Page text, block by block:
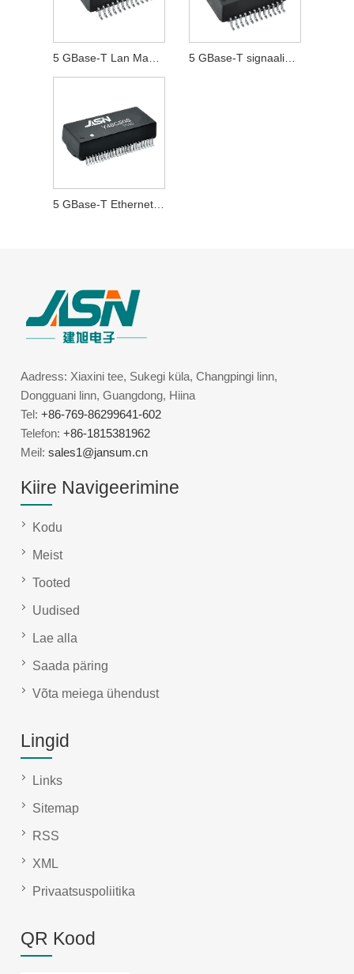
5 GBase-T signaalimuundur
5 GBase-T Etherneti transformer
Aadress: Xiaxini tee, Sukegi küla, Changpingi linn,
Dongguani linn, Guangdong, Hiina
Tel:+86-769-86299641-602
Telefon:+86-1815381962
Meil:sales1@jansum.cn
Kiire Navigeerimine
Kodu
Meist
Tooted
Uudised
Lae alla
Saada päring
Võta meiega ühendust
Lingid
Links
Sitemap
RSS
XML
Privaatsuspoliitika
QR Kood